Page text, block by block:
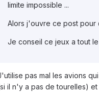
limite impossible ...
Alors j'ouvre ce post pour
Je conseil ce jeux a tout
pas mal les avions
il n'y a pas de tourelles)